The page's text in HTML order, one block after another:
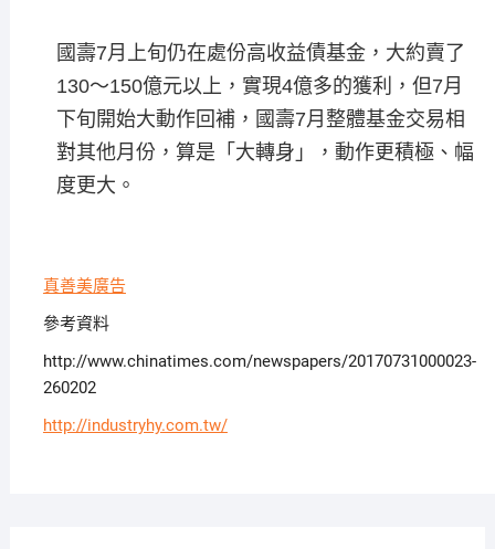
國壽7月上旬仍在處份高收益債基金，大約賣了
130～150億元以上，實現4億多的獲利，但7月
下旬開始大動作回補，國壽7月整體基金交易相
對其他月份，算是「大轉身」，動作更積極、幅
度更大。
真善美廣告
參考資料
http://www.chinatimes.com/newspapers/20170731000023-
260202
http://industryhy.com.tw/